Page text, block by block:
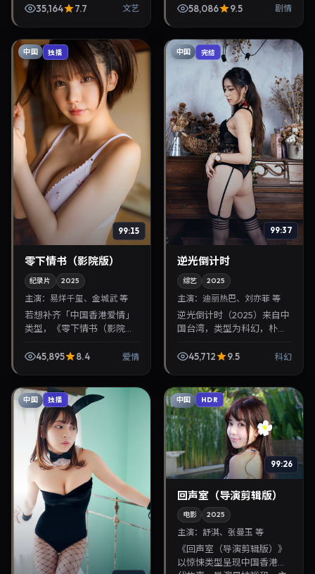
2026年5月25日首映，讲述
35,164 7.7 文艺 58,086 9.5 剧情
中国 独播
99:15
零下情书（影院版）
纪录片 2025
主演： 易烊千玺、金城武 等
若想补齐「中国香港爱情」
类型，《零下情书（影院
演，易烊千玺、金城武主
45,895 8.4 爱情
中国 完结
99:37
逆光倒计时
综艺 2025
主演：迪丽热巴、刘亦菲 等
逆光倒计时（2025）来自中
国台湾，类型为科幻，朴勋
等参与演出。2025年1月17日
45,712 9.5 科幻
中国 独播 中国 HDR
99:26
回声室（导演剪辑版）
电影 2025
主演：舒淇、张曼玉 等
《回声室（导演剪辑版）》
以惊悚类型呈现中国香港当